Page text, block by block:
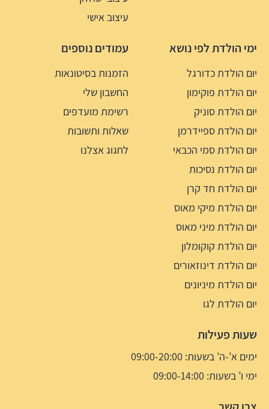
עיצוב אישי
ימי הולדת לפי נושא
יום הולדת כדורגל
יום הולדת פוקימון
יום הולדת סוניק
יום הולדת ספיידרמן
יום הולדת סמי הכבאי
יום הולדת נסיכות
יום הולדת חד קרן
יום הולדת מיקי מאוס
יום הולדת מיני מאוס
יום הולדת קוקומלון
יום הולדת דינוזאורים
יום הולדת מיניונים
יום הולדת לגו
עמודים נוספים
הזמנות בסיטונאות
החשבון שלי
רשימת מועדפים
שאלות ותשובות
לחגוג אצלנו
שעות פעילות
ימים א’-ה’ בשעות: 09:00-20:00
ימי ו’ בשעות: 09:00-14:00